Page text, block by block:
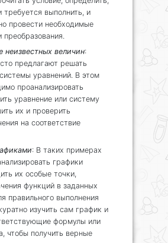
требуется выполнить, и
провести необходимые
неизвестных величин:
предлагают решать
уравнений. В этом
проанализировать
уравнение или систему
их и проверить
на соответствие
: В таких примерах
графики
их особые точки,
функций в заданных
правильного выполнения
изучить сам график и
формулы или
чтобы получить верные